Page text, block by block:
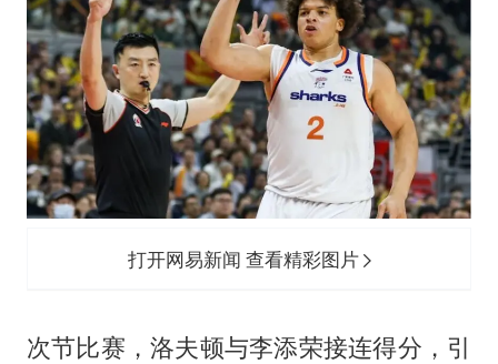
打开网易新闻 查看精彩图片
次节比赛，洛夫顿与李添荣接连得分，引